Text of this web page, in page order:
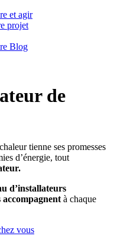
et agir
projet
Blog
de
tienne ses promesses
d’énergie, tout
d’installateurs
à chaque
vous